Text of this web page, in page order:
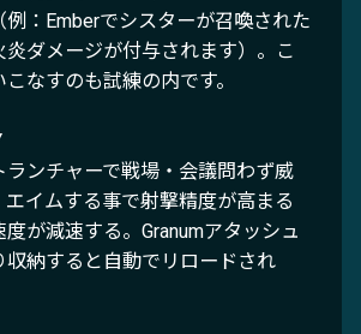
例：Emberでシスターが召喚された
ダメージが付与されます）。こ
なすのも試練の内です。
ランチャーで戦場・会議問わず威
エイムする事で射撃精度が高まる
が減速する。Granumアタッシュ
収納すると自動でリロードされ